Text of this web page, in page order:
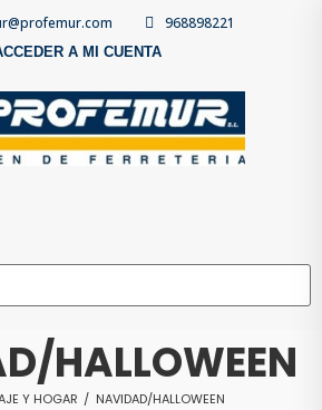
968898221
A MI CUENTA
HALLOWEEN
Y HOGAR NAVIDAD/HALLOWEEN